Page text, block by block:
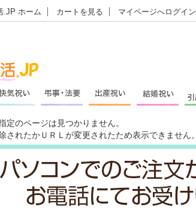
.JP ホーム カートを見る マイページへログイン
定のページは見つかりません。
されたかＵＲＬが変更されたため表示できません。